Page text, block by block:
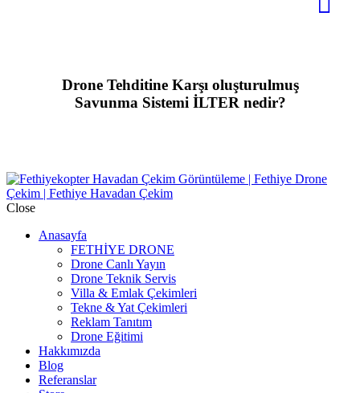
Drone Tehditine Karşı oluşturulmuş
Savunma Sistemi İLTER nedir?
Close
Anasayfa
FETHİYE DRONE
Drone Canlı Yayın
Drone Teknik Servis
Villa & Emlak Çekimleri
Tekne & Yat Çekimleri
Reklam Tanıtım
Drone Eğitimi
Hakkımızda
Blog
Referanslar